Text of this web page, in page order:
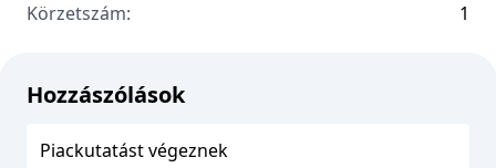
Körzetszám:
1
Hozzászólások
Piackutatást végeznek